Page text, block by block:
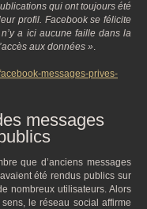
qui ont toujours été
profil. Facebook se félicite
a ici aucune faille dans la
aux données ».
messages-prives-
messages
que d’anciens messages
été rendus publics sur
nombreux utilisateurs. Alors
le réseau social affirme